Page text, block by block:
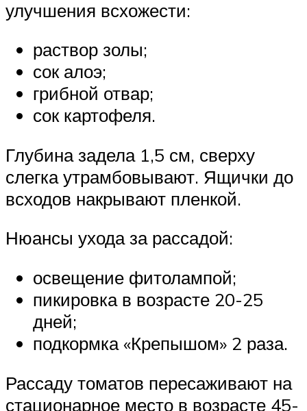
улучшения всхожести:
раствор золы;
сок алоэ;
грибной отвар;
сок картофеля.
Глубина задела 1,5 см, сверху
слегка утрамбовывают. Ящички до
всходов накрывают пленкой.
Нюансы ухода за рассадой:
освещение фитолампой;
пикировка в возрасте 20-25
дней;
подкормка «Крепышом» 2 раза.
Рассаду томатов пересаживают на
стационарное место в возрасте 45-